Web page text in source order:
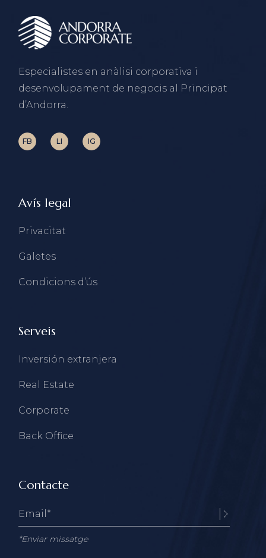
Especialistes en anàlisi corporativa i
desenvolupament de negocis al Principat
d’Andorra.
FB LI IG
Avís legal
Privacitat
Galetes
Condicions d’ús
Serveis
Inversión extranjera
Real Estate
Corporate
Back Office
Contacte
*Enviar missatge